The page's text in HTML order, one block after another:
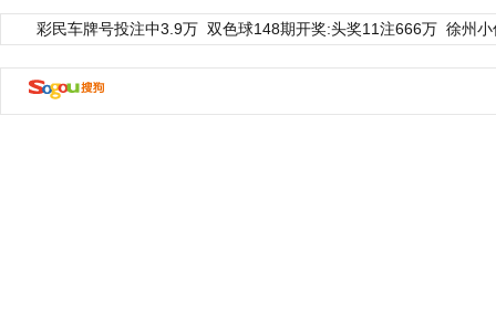
彩民车牌号投注中3.9万 双色球148期开奖:头奖11注666万 徐州